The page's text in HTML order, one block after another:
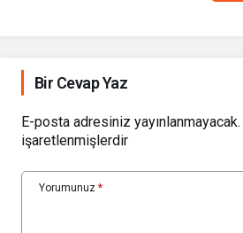
Bir Cevap Yaz
E-posta adresiniz yayınlanmayacak.
işaretlenmişlerdir
Yorumunuz *